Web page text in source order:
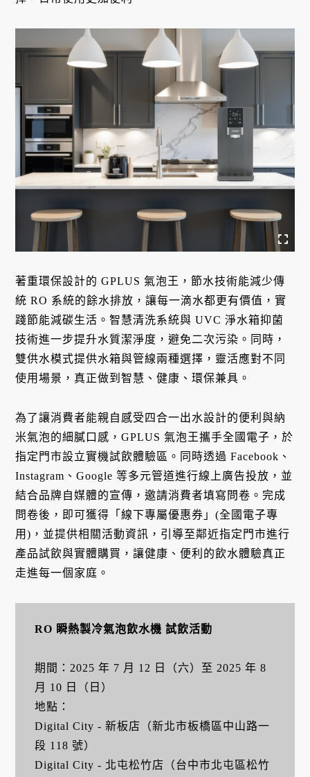
著重環保設計的 GPLUS 氣泡王，節水技術能減少傳
統 RO 系統的餘水排放，讓每一滴水都更有價值，實
踐節能減碳生活。智慧清洗系統與 UVC 淨水箱抑菌
技術進一步提升水質潔淨度，避免二次污染。同時，
雙供水模式提供水箱與管線兩種選擇，靈活應對不同
使用場景，真正做到智慧、健康、環保兼具。
為了讓消費者能親自感受四合一出水設計的便利與納
米氣泡的細膩口感，GPLUS 氣泡王攜手全國電子，於
指定門市設立實機試飲體驗區。同時透過 Facebook、
Instagram、Google 等多元管道進行線上廣告投放，並
結合品牌自媒體的宣傳，邀請消費者填寫問卷。完成
問卷後，即可獲得「線下專屬優惠券」(全國電子專
用)，並提供相關活動資訊，引導至鄰近指定門市進行
產品試飲與實體購買，讓健康、便利的飲水體驗真正
走進每一個家庭。
RO 瞬熱製冷氣泡飲水機 試飲活動
期間：2025 年 7 月 12 日（六）至 2025 年 8
月 10 日（日）
地點：
Digital City - 新板店（新北市板橋區中山路一
段 118 號）
Digital City - 北屯松竹店（台中市北屯區松竹